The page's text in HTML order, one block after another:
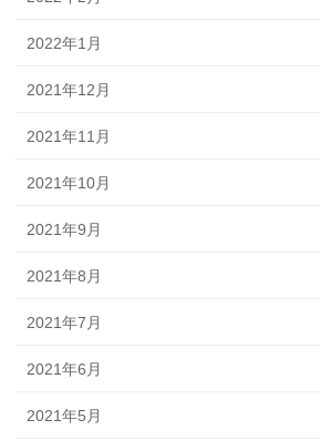
2022年1月
2021年12月
2021年11月
2021年10月
2021年9月
2021年8月
2021年7月
2021年6月
2021年5月